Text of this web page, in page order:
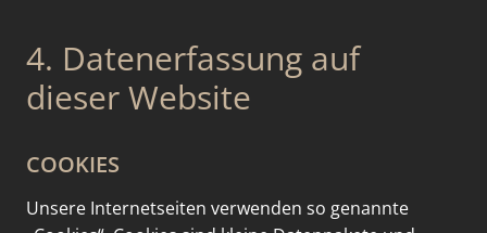
4. Datenerfassung auf
dieser Website
COOKIES
Unsere Internetseiten verwenden so genannte